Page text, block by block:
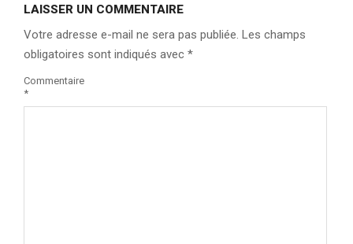
LAISSER UN COMMENTAIRE
Votre adresse e-mail ne sera pas publiée. Les champs
obligatoires sont indiqués avec *
Commentaire
*